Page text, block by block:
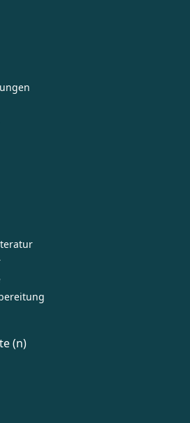
Informationen:
Informationen: Publikationen
(n)